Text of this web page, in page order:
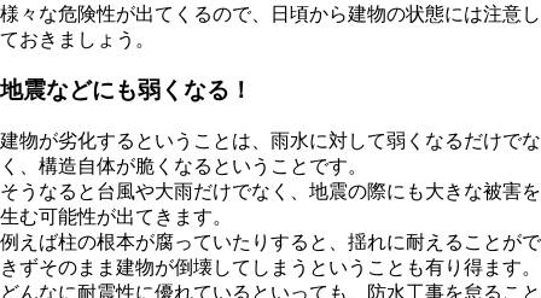
様々な危険性が出てくるので、日頃から建物の状態には注意し
ておきましょう。
地震などにも弱くなる！
建物が劣化するということは、雨水に対して弱くなるだけでな
く、構造自体が脆くなるということです。
そうなると台風や大雨だけでなく、地震の際にも大きな被害を
生む可能性が出てきます。
例えば柱の根本が腐っていたりすると、揺れに耐えることがで
きずそのまま建物が倒壊してしまうということも有り得ます。
どんなに耐震性に優れているといっても、防水工事を怠ること